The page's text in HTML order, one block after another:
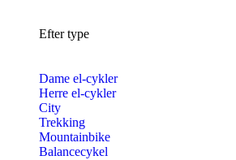
Efter type
Dame el-cykler
Herre el-cykler
City
Trekking
Mountainbike
Balancecykel